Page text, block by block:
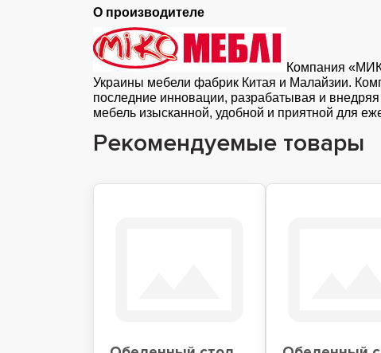
О производителе
Компания
Украины мебели фабрик Китая и Малайзии.
последние инновации, разрабатывая и
мебель изысканной, удобной и приятной для
Рекомендуемые товары